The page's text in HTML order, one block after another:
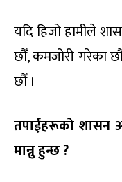
यदि हिजो हामीले
छौँ, कमजोरी गरेका
छौँ ।
तपाईंहरूको शासन
मान्नु हुन्छ ?